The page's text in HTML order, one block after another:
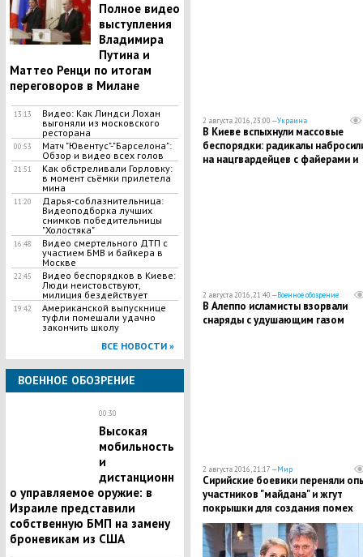
Полное видео
выступления
Владимира
Путина и
Маттео Ренци по итогам
переговоров в Милане
13:13
Видео: Как Линдси Лохан
выгоняли из московского
ресторана
00:53
Матч "Ювентус"-"Барселона":
Обзор и видео всех голов
21:51
Как обстреливали Горловку:
в момент съёмки прилетела
мина
11:20
Дарья-соблазнительница:
Видеоподборка лучших
снимков победительницы
"Холостяка"
16:48
Видео смертельного ДТП с
участием БМВ и байкера в
Москве
22:45
Видео беспорядков в Киеве:
Люди неистовствуют,
милиция бездействует
19:42
Американской выпускнице
туфли помешали удачно
закончить школу
ВСЕ НОВОСТИ »
ВОЕННОЕ ОБОЗРЕНИЕ
00:30
Высокая
мобильность
и
дистанционн
о управляемое оружие: в
Израиле представили
собственную БМП на замену
броневикам из США
2 августа 2016, 23:00 —Украина
В Киеве вспыхнули массовые
беспорядки: радикалы
на нацгвардейцев с файерами и
2 августа 2016, 21:40 —Военное обозрение
В Алеппо исламисты взорвали
снаряды с удушающим газом
2 августа 2016, 21:17 —Мир
Сирийские боевики переняли
участников "майдана" и жгут
покрышки для создания помех
российской авиации